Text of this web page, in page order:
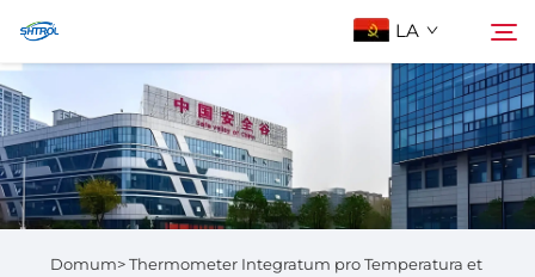
LA
De Nobis
Producta
Quaerere
Domum>Thermometer Integratum pro Temperatura et